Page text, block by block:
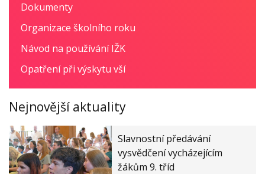
Dokumenty
Organizace školního roku
Návod na používání IŽK
Opatření při výskytu vší
Nejnovější aktuality
Slavnostní předávání
vysvědčení vycházejícím
žákům 9. tříd